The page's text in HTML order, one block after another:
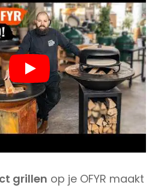
grillen op je OFYR maakt